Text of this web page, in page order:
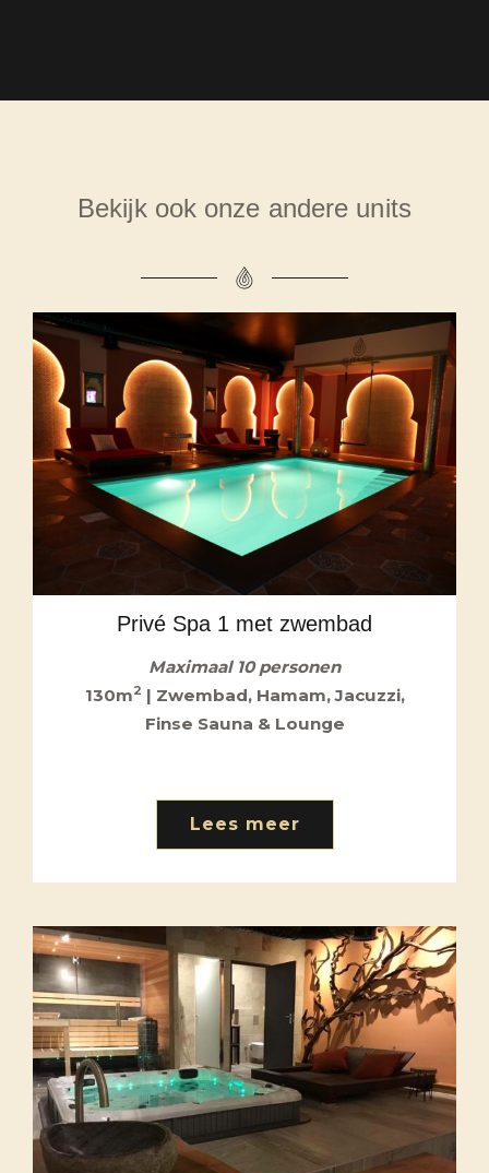
Bekijk ook onze andere units
Privé Spa 1 met zwembad
Maximaal 10 personen
130m2 | Zwembad, Hamam, Jacuzzi,
Finse Sauna & Lounge
Lees meer